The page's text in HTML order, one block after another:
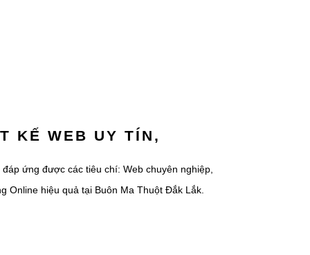
KẾ WEB UY TÍN,
ứng được các tiêu chí: Web chuyên nghiệp,
Online hiệu quả tại Buôn Ma Thuột Đắk Lắk.